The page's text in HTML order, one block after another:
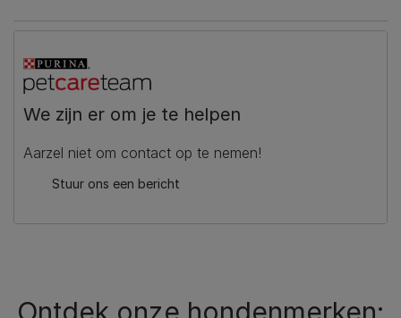
We zijn er om je te helpen
Aarzel niet om contact op te nemen!
Stuur ons een bericht